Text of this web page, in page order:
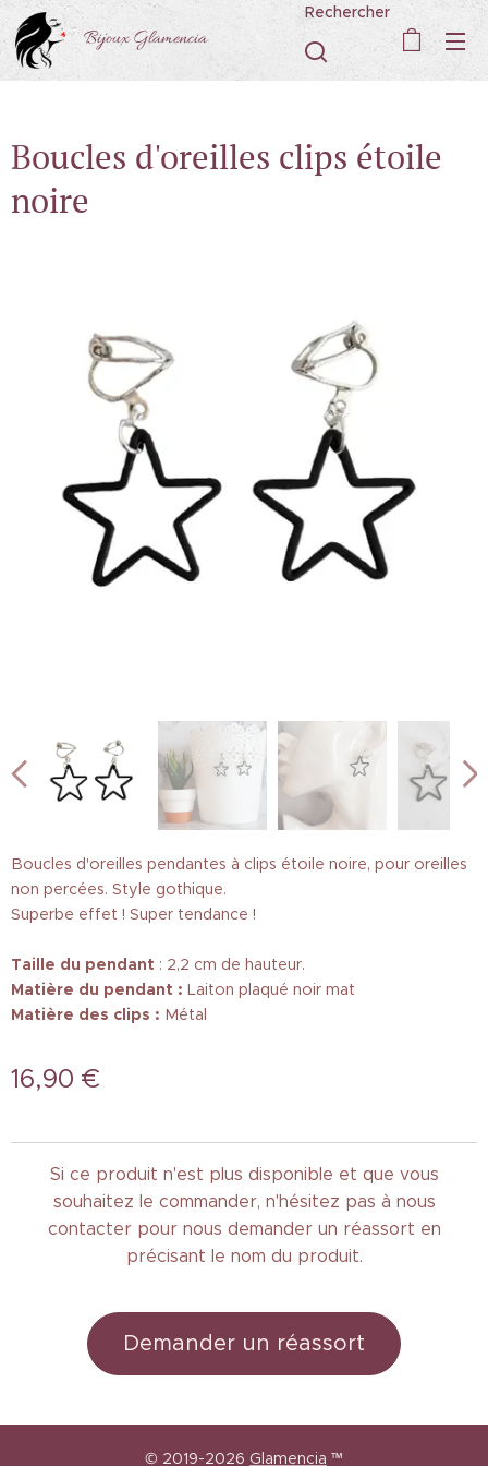
Bijoux Glamencia
Rechercher
Boucles d'oreilles clips étoile
noire
Boucles d'oreilles pendantes à clips étoile noire, pour oreilles
non percées. Style gothique.
Superbe effet ! Super tendance !
Taille du pendant : 2,2 cm de hauteur.
Matière du pendant : Laiton plaqué noir mat
Matière des clips : Métal
16,90 €
Si ce produit n'est plus disponible et que vous
souhaitez le commander, n'hésitez pas à nous
contacter pour nous demander un réassort en
précisant le nom du produit.
Demander un réassort
© 2019-2026 Glamencia ™